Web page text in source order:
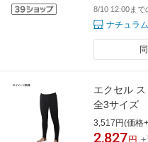
8/10 12:00まで
ナチュラ
エクセル
全3サイズ
3,517円(価格
2,827 円 +